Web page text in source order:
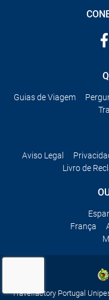
Guias de Viagem
Aviso Legal
Livro de
França
Travelfactory Portugal